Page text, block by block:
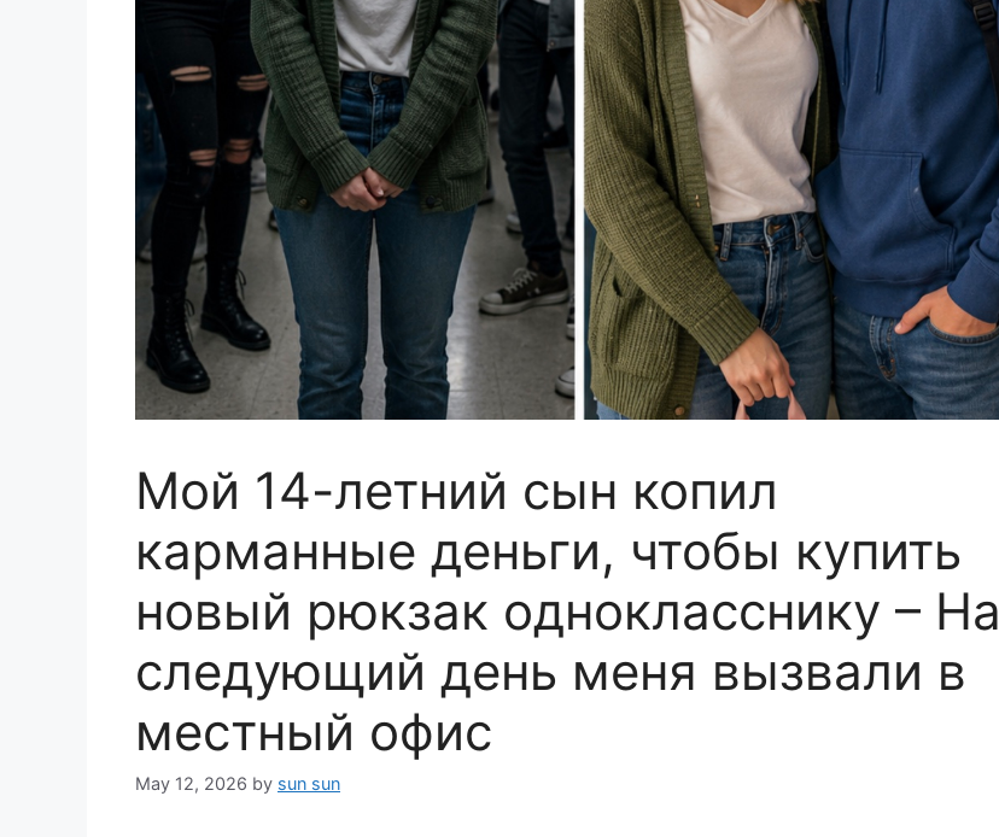
Мой 14-летний сын копил
карманные деньги, чтобы купить
новый рюкзак однокласснику – На
следующий день меня вызвали в
местный офис
May 12, 2026 by sun sun